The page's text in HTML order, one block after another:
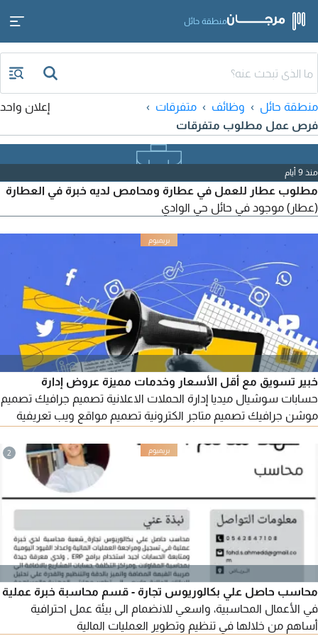
منطقة حائل
منطقة حائل وظائف
متفرقات
فرص عمل مطلوب متفرقات
إعلان واحد
منذ 9 أيام
مطلوب عطار للعمل في عطارة ومحامص لديه خبرة في العطارة
(عطار) موجود في حائل حي الوادي
خبير تسويق مع أقل الأسعار وخدمات مميزة عروض إدارة
حسابات سوشيال ميديا إدارة الحملات الاعلانية تصميم جرافيك تصميم
موشن جرافيك تصميم متاجر الكترونية تصميم مواقع ويب تعريفية
تقييمات جوجل ماب
2
محاسب حاصل علي بكالوريوس تجارة - قسم محاسبة خبرة عملية
في الأعمال المحاسبية، واسعي للانضمام الى بيئة عمل احترافية
أساهم من خلالها في تنظيم وتطوير العمليات المالية